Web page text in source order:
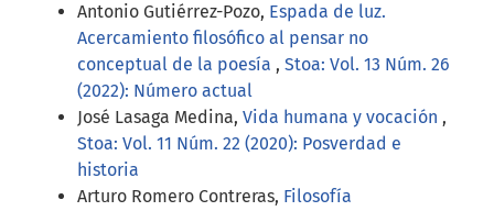
Antonio Gutiérrez-Pozo, Espada de luz.
Acercamiento filosófico al pensar no
conceptual de la poesía , Stoa: Vol. 13 Núm. 26
(2022): Número actual
José Lasaga Medina, Vida humana y vocación ,
Stoa: Vol. 11 Núm. 22 (2020): Posverdad e
historia
Arturo Romero Contreras, Filosofía